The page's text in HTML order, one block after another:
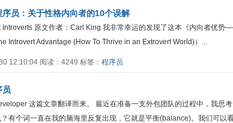
员：关于性格内向者的10个误解
Introverts 原文作者：Carl King 我非常幸运的发现了这本《内向者优
Introvert Advantage (How To Thrive in an Extrovert World)）...
12:10:04 阅读：4249 标签： 程序员
员
这篇文章翻译而来。 最近在准备一支外包团队的过程中，我思
有个词一直在我的脑海里反复出现，它就是平衡(balance)。我们可以